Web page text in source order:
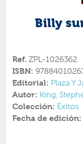
Billy
Ref. ZPL-1026362
ISBN:
Editorial: Plaza Y
Autor: King,
Colección: Éxitos
Fecha de edición: